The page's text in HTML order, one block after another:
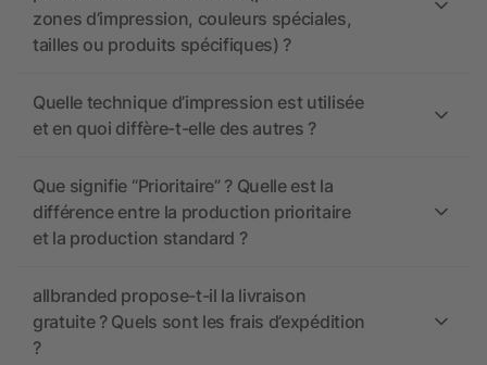
zones d’impression, couleurs spéciales,
tailles ou produits spécifiques) ?
Quelle technique d’impression est utilisée
et en quoi diffère-t-elle des autres ?
Que signifie “Prioritaire” ? Quelle est la
différence entre la production prioritaire
et la production standard ?
allbranded propose-t-il la livraison
gratuite ? Quels sont les frais d’expédition
?